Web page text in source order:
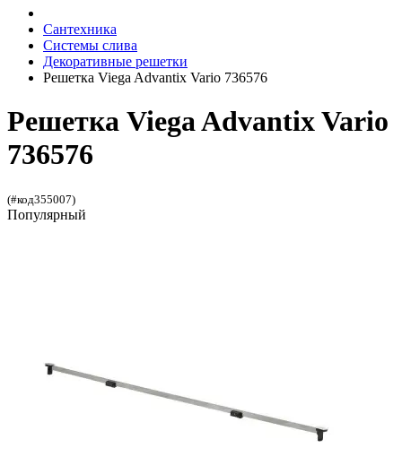
Сантехника
Системы слива
Декоративные решетки
Решетка Viega Advantix Vario 736576
Решетка Viega Advantix Vario
736576
(#код355007)
Популярный